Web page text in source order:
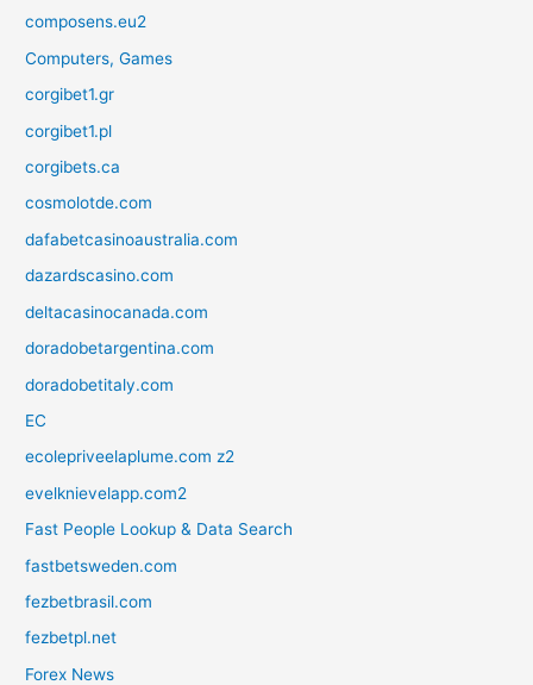
composens.eu2
Computers, Games
corgibet1.gr
corgibet1.pl
corgibets.ca
cosmolotde.com
dafabetcasinoaustralia.com
dazardscasino.com
deltacasinocanada.com
doradobetargentina.com
doradobetitaly.com
EC
ecolepriveelaplume.com z2
evelknievelapp.com2
Fast People Lookup & Data Search
fastbetsweden.com
fezbetbrasil.com
fezbetpl.net
Forex News